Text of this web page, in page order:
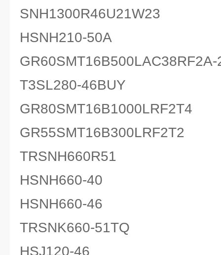
SNH1300R46U21W23
HSNH210-50A
GR60SMT16B500LAC38RF2A-
T3SL280-46BUY
GR80SMT16B1000LRF2T4
GR55SMT16B300LRF2T2
TRSNH660R51
HSNH660-40
HSNH660-46
TRSNK660-51TQ
HSJ120-46